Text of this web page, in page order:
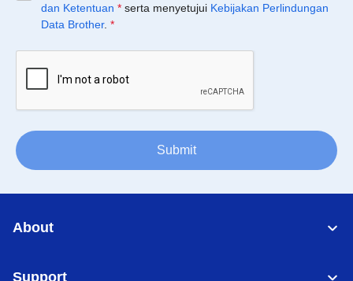
dan Ketentuan * serta menyetujui Kebijakan Perlindungan
Data Brother. *
Submit
About
Support